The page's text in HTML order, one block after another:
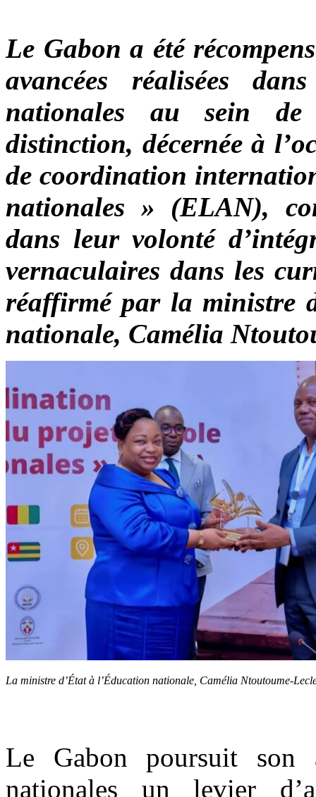
Le Gabon a été
avancées réalisées
nationales au sein de
distinction, décernée à
de coordination
nationales » (ELAN),
dans leur volonté
vernaculaires dans les
réaffirmé par la ministre
nationale, Camélia
La ministre d’État à l’Éducation nationale, Camélia Ntoutoume-
Le Gabon poursuit son
nationales un levier